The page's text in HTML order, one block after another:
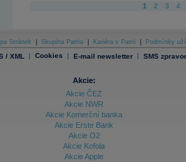
1 2 3 4
Stránek Skupina Patria Kariéra v Patrii Podmínky
/ XML | Cookies | E-mail newsletter | SMS
Akcie:
Akcie ČEZ
Akcie NWR
Akcie Komerční banka
Akcie Erste Bank
Akcie O2
Akcie Kofola
Akcie Apple